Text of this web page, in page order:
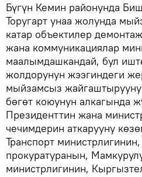
Бүгүн Кемин районунда
Торугарт унаа жолунда
катар объектилер
жана коммуникациялар
маалымдашкандай, бул
жолдорунун жээгиндеги
мыйзамсыз
бөгөт коюунун алкагында
Президенттин жана
чечимдерин аткарууну
Транспорт
прокуратуранын,
министрлигинин,